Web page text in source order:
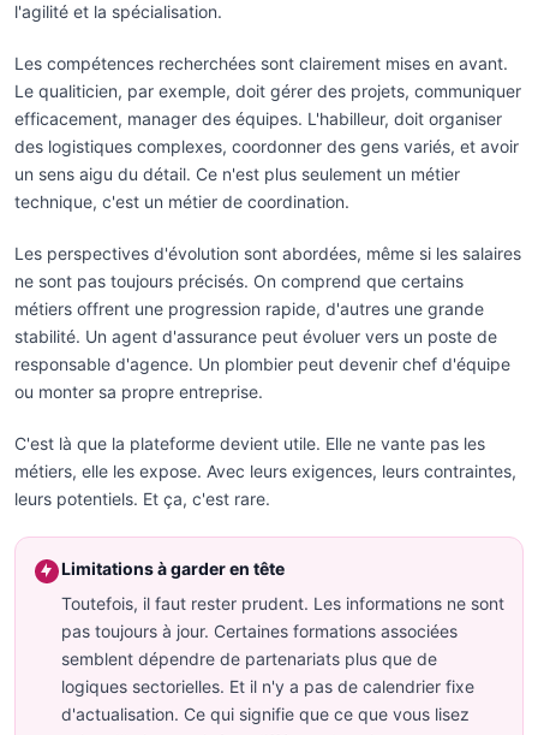
l'agilité et la spécialisation.
Les compétences recherchées sont clairement mises en avant.
Le qualiticien, par exemple, doit gérer des projets, communiquer
efficacement, manager des équipes. L'habilleur, doit organiser
des logistiques complexes, coordonner des gens variés, et avoir
un sens aigu du détail. Ce n'est plus seulement un métier
technique, c'est un métier de coordination.
Les perspectives d'évolution sont abordées, même si les salaires
ne sont pas toujours précisés. On comprend que certains
métiers offrent une progression rapide, d'autres une grande
stabilité. Un agent d'assurance peut évoluer vers un poste de
responsable d'agence. Un plombier peut devenir chef d'équipe
ou monter sa propre entreprise.
C'est là que la plateforme devient utile. Elle ne vante pas les
métiers, elle les expose. Avec leurs exigences, leurs contraintes,
leurs potentiels. Et ça, c'est rare.
Limitations à garder en tête
Toutefois, il faut rester prudent. Les informations ne sont
pas toujours à jour. Certaines formations associées
semblent dépendre de partenariats plus que de
logiques sectorielles. Et il n'y a pas de calendrier fixe
d'actualisation. Ce qui signifie que ce que vous lisez